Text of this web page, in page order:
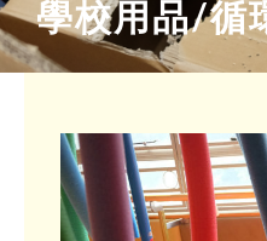
智樂模式
遊戲工作
交流及推廣
認識校園
環境調整
運作考慮
風險益處評估
趣味片段
相關指引
問與答
學校用品/循